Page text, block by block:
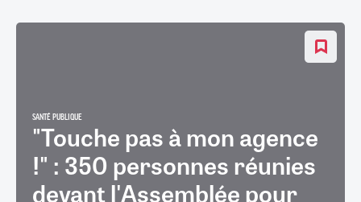
SANTÉ PUBLIQUE
"Touche pas à mon agence
!" : 350 personnes réunies
devant l'Assemblée pour